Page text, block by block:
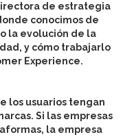
de estrategia
conocimos de
la evolución de la
y cómo trabajarlo
Experience.
los usuarios tengan
Si las empresas
la empresa